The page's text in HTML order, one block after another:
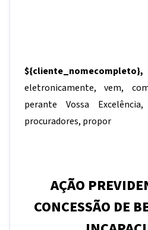
${cliente_nomecompleto},
eletronicamente, vem,
perante Vossa
procuradores, propor
AÇÃO
CONCESSÃO DE